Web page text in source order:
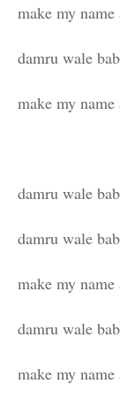
make my
damru wale
make my
damru wale
damru wale
make my
damru wale
make my